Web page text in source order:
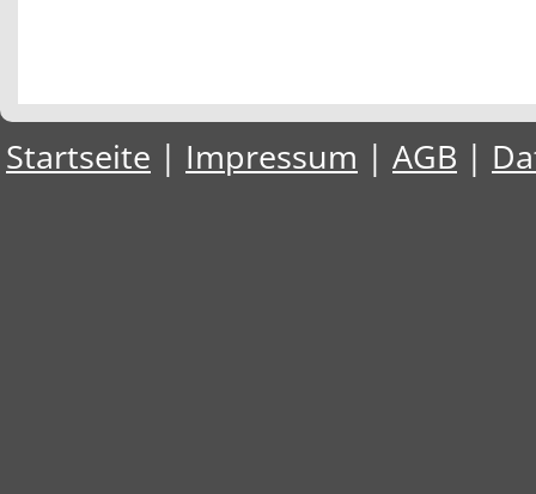
Startseite | Impressum | AGB |